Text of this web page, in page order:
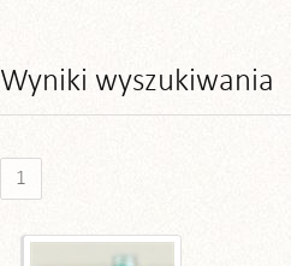
Wyniki wyszukiwania
1